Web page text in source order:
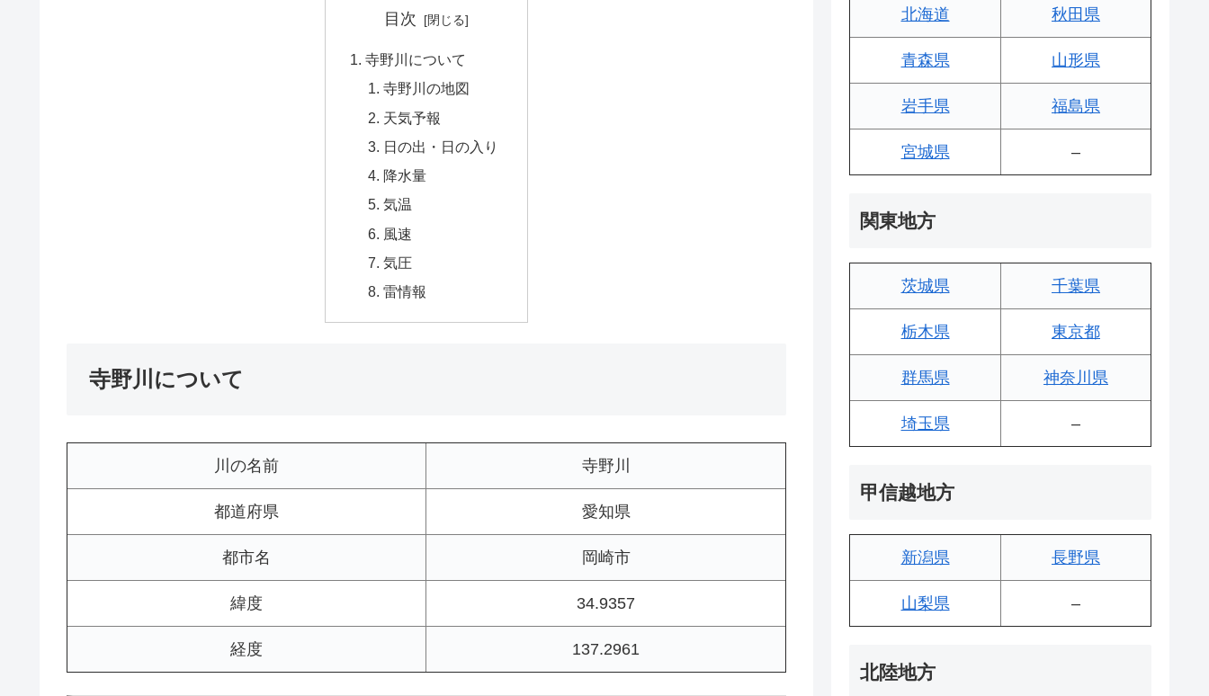
目次
寺野川について
寺野川の地図
天気予報
日の出・日の入り
降水量
気温
風速
気圧
雷情報
寺野川について
川の名前 寺野川
都道府県 愛知県
都市名 岡崎市
緯度 34.9357
経度 137.2961
北海道 秋田県
青森県 山形県
岩手県 福島県
宮城県 –
関東地方
茨城県 千葉県
栃木県 東京都
群馬県 神奈川県
埼玉県 –
甲信越地方
新潟県 長野県
山梨県 –
北陸地方